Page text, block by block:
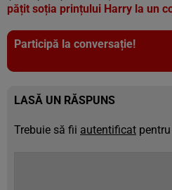
pățit soția prințului Harry la un
Participă la conversație!
LASĂ UN RĂSPUNS
Trebuie să fii autentificat